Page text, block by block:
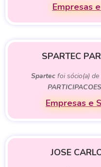
Empresas
SPARTEC
Spartecfoi sócio(a) de
Empresas e
JOSE